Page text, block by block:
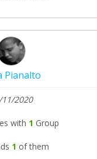
Pianalto
2020
with 1 Group
1 of them